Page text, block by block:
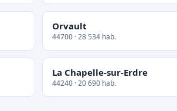
Orvault
44700 · 28 534 hab.
La Chapelle-sur-Erdre
44240 · 20 690 hab.